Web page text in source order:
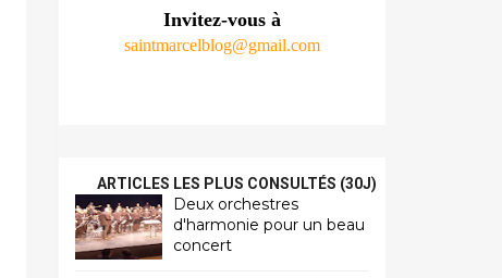
Invitez-vous à
saintmarcelblog@gmail.com
ARTICLES LES PLUS CONSULTÉS (30J)
Deux orchestres
d'harmonie pour un beau
concert